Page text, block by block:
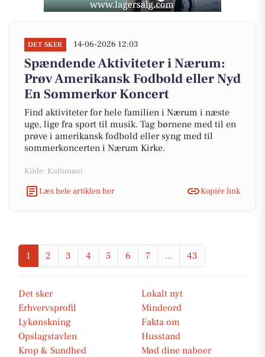
DET SKER 14-06-2026 12:03
Spændende Aktiviteter i Nærum:
Prøv Amerikansk Fodbold eller Nyd
En Sommerkor Koncert
Find aktiviteter for hele familien i Nærum i næste
uge, lige fra sport til musik. Tag børnene med til en
prøve i amerikansk fodbold eller syng med til
sommerkoncerten i Nærum Kirke.
Kilde: Kultunaut
Læs hele artiklen her
Kopiér link
1 2 3 4 5 6 7 ... 43
Det sker
Lokalt nyt
Erhvervsprofil
Mindeord
Lykønskning
Fakta om
Opslagstavlen
Husstand
Krop & Sundhed
Mød dine naboer